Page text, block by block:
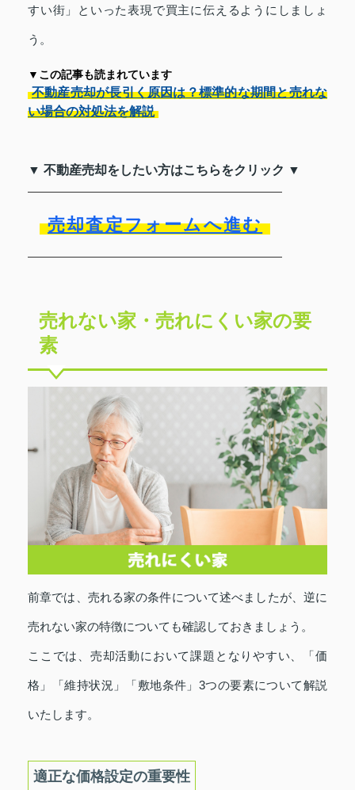
すい街」といった表現で買主に伝えるようにしましょ
う。
▼この記事も読まれています
不動産売却が長引く原因は？標準的な期間と売れな
い場合の対処法を解説
▼ 不動産売却をしたい方はこちらをクリック ▼
売却査定フォームへ進む
売れない家・売れにくい家の要
素
前章では、売れる家の条件について述べましたが、逆に
売れない家の特徴についても確認しておきましょう。
ここでは、売却活動において課題となりやすい、「価
格」「維持状況」「敷地条件」3つの要素について解説
いたします。
適正な価格設定の重要性